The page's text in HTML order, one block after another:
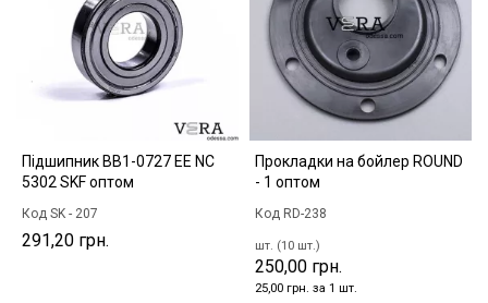
Підшипник BB1-0727 EE NC
5302 SKF оптом
Код SK - 207
291,20 грн.
Прокладки на бойлер ROUND
- 1 оптом
Код RD-238
шт. (10 шт.)
250,00 грн.
25,00 грн. за 1 шт.